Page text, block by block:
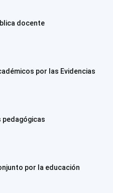
docente
por las Evidencias
pedagógicas
por la educación